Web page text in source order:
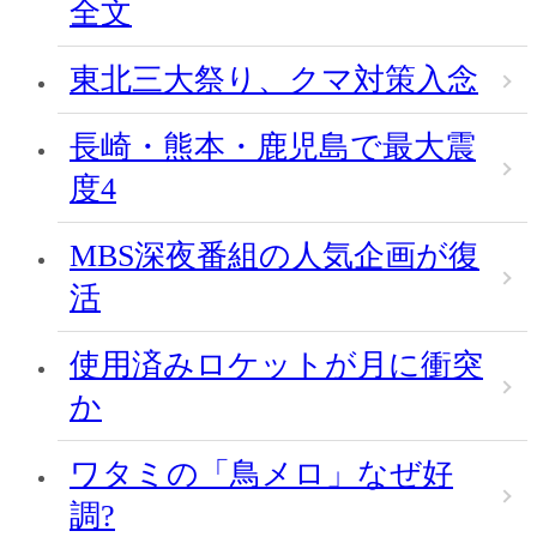
全文
東北三大祭り、クマ対策入念
長崎・熊本・鹿児島で最大震
度4
MBS深夜番組の人気企画が復
活
使用済みロケットが月に衝突
か
ワタミの「鳥メロ」なぜ好
調?